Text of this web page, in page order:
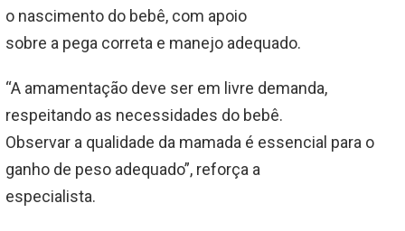
o nascimento do bebê, com apoio
sobre a pega correta e manejo adequado.
“A amamentação deve ser em livre demanda,
respeitando as necessidades do bebê.
Observar a qualidade da mamada é essencial para o
ganho de peso adequado”, reforça a
especialista.